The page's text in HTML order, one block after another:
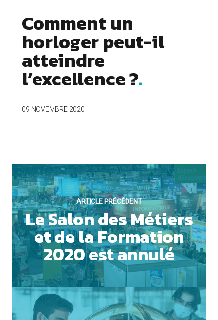
Comment un
horloger peut-il
atteindre
l’excellence ?
09 NOVEMBRE 2020
ARTICLE PRÉCÉDENT
Le Salon des Métiers
et de la Formation
2020 est annulé
Cookies essentiels
OUI
Cookies marketing
NON